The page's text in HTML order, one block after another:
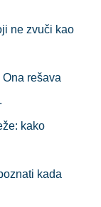
ne zvuči kao
rešava
kako
kada